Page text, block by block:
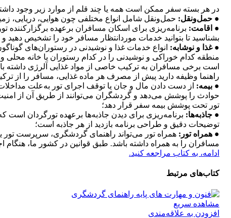
در هر بسته سفر ممكن است همه یا چند قلم از موارد زیر وجود
● حمل‌ونقل: حمل‌ونقل شامل انواع مختلفی چون هوایی، دریایی،
● اقامت: برنامه‌ریزی برای اسكان مسافران برعهده برگزاركننده
بشناسید تا بتوانید خدمات موردانتظار مسافر خود را تشخیص دهید
●غذا و نوشابه: انواع خدمات غذا و نوشیدنی در رستوران‌های
منطقه كدام خوراكی و نوشیدنی را در كدام رستوران یا خانه
است برخی مسافران به تركیب خاصی از مواد غذایی آلرژی داشته
راهنما وظیفه دارید پیش از مصرف هر ماده غذایی، مسافر را از
● بیمه: از دست دادن مال و جان یا توقف اجرای تور به‌علت
حوادث را پوشش می‌دهد و گردشگران می‌توانند از طریق آن از
تور تحت پوشش بیمه سفر قرار دهد؛
● جاذبه‌ها: برنامه‌ریزی برای دیدن جاذبه‌ها برعهده تورگردان است
توضیحات دقیق و طراحی برنامه بازدید از هر جاذبه است؛
● همراه تور: همراه تور می‌تواند راهنمای گردشگری، سرپرست تور
مسافران را به همراه داشته باشد. طبق قوانین در كشور ما،
ادامه، به کتاب مراجعه کنید.
کتاب‌های مرتبط
مشاهده سریع
افزودن به علاقه‌مندی